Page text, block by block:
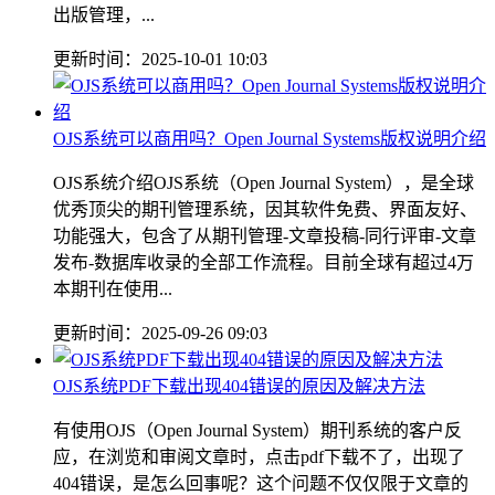
出版管理，...
更新时间：2025-10-01 10:03
OJS系统可以商用吗？Open Journal Systems版权说明介绍
OJS系统介绍OJS系统（Open Journal System），是全球
优秀顶尖的期刊管理系统，因其软件免费、界面友好、
功能强大，包含了从期刊管理-文章投稿-同行评审-文章
发布-数据库收录的全部工作流程。目前全球有超过4万
本期刊在使用...
更新时间：2025-09-26 09:03
OJS系统PDF下载出现404错误的原因及解决方法
有使用OJS（Open Journal System）期刊系统的客户反
应，在浏览和审阅文章时，点击pdf下载不了，出现了
404错误，是怎么回事呢？这个问题不仅仅限于文章的